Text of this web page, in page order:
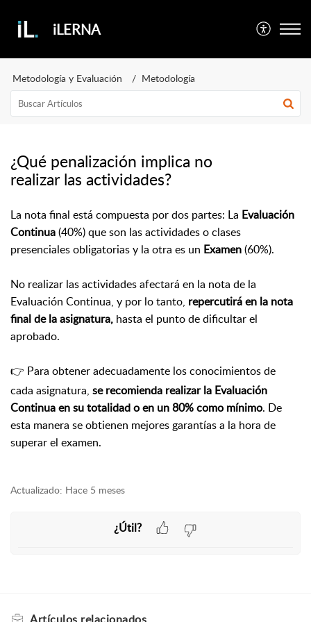
iLERNA
Metodología y Evaluación Metodología
¿Qué penalización implica no
realizar las actividades?
La nota final está compuesta por dos partes: La Evaluación
Continua(40%) que son las actividades o clases
presenciales obligatorias y la otra es un Examen(60%).
No realizar las actividades afectará en la nota de la
Evaluación Continua, y por lo tanto, repercutirá en la nota
final de la asignatura, hasta el punto de dificultar el
aprobado.
👉 Para obtener adecuadamente los conocimientos de
cada asignatura, se recomienda realizar la Evaluación
Continua en su totalidad o en un 80% como mínimo. De
esta manera se obtienen mejores garantías a la hora de
superar el examen.
Actualizado: Hace 5 meses
¿Útil?